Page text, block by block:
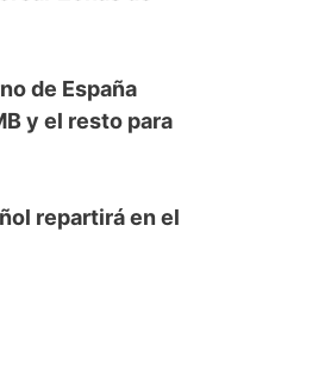
de España
y el resto para
repartirá en el